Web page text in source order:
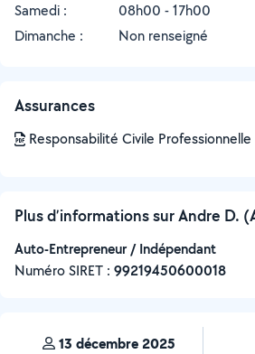
Samedi :
08h00 - 17h00
Dimanche :
Non renseigné
Assurances
Responsabilité Civile Professionnelle
Plus d’informations sur Andre D.
Auto-Entrepreneur / Indépendant
Numéro SIRET : ‍99219450600018
13 décembre 2025